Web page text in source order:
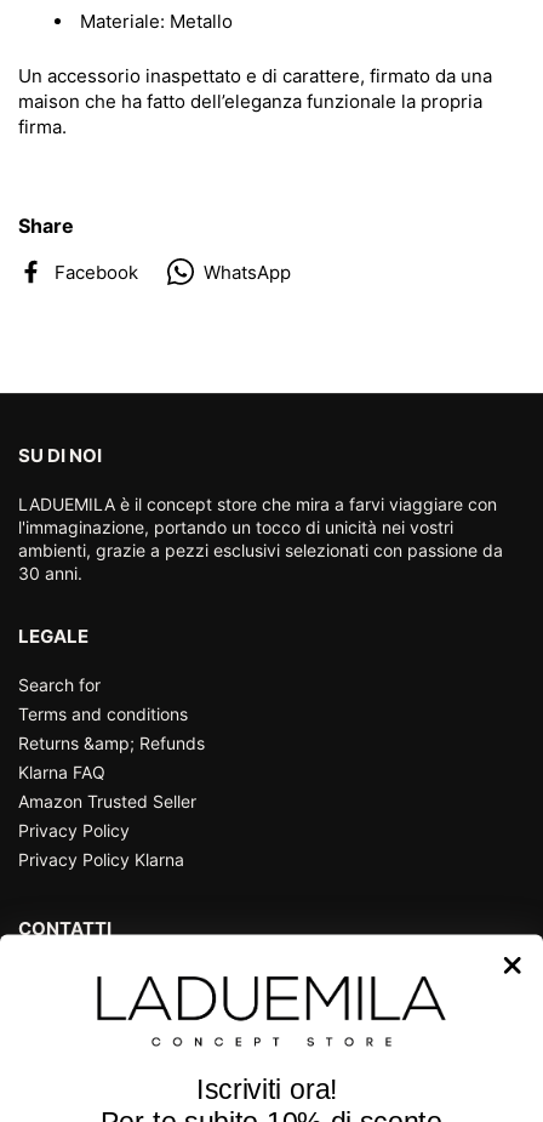
Materiale: Metallo
Un accessorio inaspettato e di carattere, firmato da una
maison che ha fatto dell’eleganza funzionale la propria
firma.
Share
Facebook WhatsApp
SU DI NOI
LADUEMILA è il concept store che mira a farvi viaggiare con
l'immaginazione, portando un tocco di unicità nei vostri
ambienti, grazie a pezzi esclusivi selezionati con passione da
30 anni.
LEGALE
Search for
Terms and conditions
Returns &amp; Refunds
Klarna FAQ
Amazon Trusted Seller
Privacy Policy
Privacy Policy Klarna
CONTATTI
P.zza Guglielmo Marconi, 25
36071 Arzignano - Vicenza - Italy
Tel e Whatsapp +39 0444 670185
Iscriviti ora!